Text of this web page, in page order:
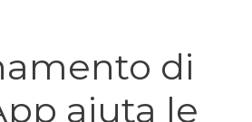
di
aiuta le